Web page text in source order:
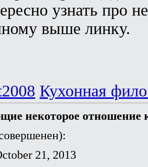
узнать про
выше линку.
Кухонная
некоторое отношение
21, 2013